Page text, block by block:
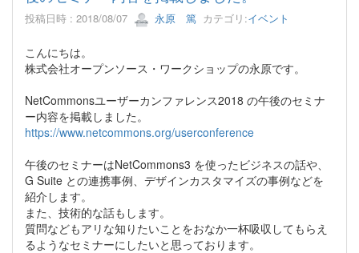
投稿日時 : 2018/08/07 永原 篤 カテゴリ:イベント
こんにちは。
株式会社オープンソース・ワークショップの永原です。
NetCommonsユーザーカンファレンス2018 の午後のセミナ
ー内容を掲載しました。
https://www.netcommons.org/userconference
午後のセミナーはNetCommons3 を使ったビジネスの話や、
G Suite との連携事例、デザインカスタマイズの事例などを
紹介します。
また、技術的な話もします。
質問などもアリな知りたいことをおなか一杯吸収してもらえ
るようなセミナーにしたいと思っております。